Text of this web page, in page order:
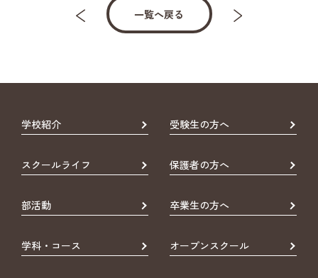
一覧へ戻る
学校紹介 受験生の方へ
スクールライフ 保護者の方へ
部活動 卒業生の方へ
学科・コース オープンスクール